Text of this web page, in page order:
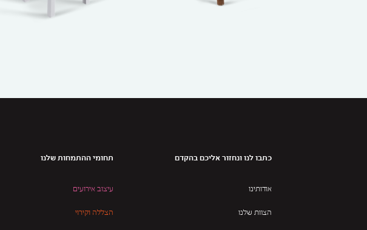
כתבו לנו ונחזור אליכם בהקדם
אודותינו
הצוות שלנו
תחומי ההתמחות שלנו
עיצוב אירועים
הצללה וקירוי